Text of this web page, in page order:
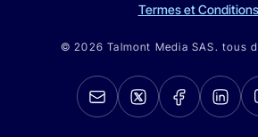
Termes et Conditions
© 2026 Talmont Media SAS. tous